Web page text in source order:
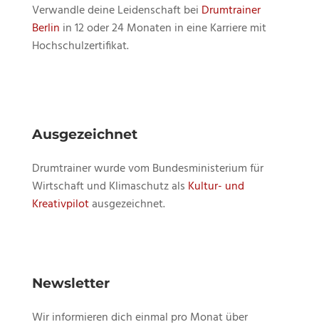
Verwandle deine Leidenschaft bei Drumtrainer
Berlin in 12 oder 24 Monaten in eine Karriere mit
Hochschulzertifikat.
Ausgezeichnet
Drumtrainer wurde vom Bundesministerium für
Wirtschaft und Klimaschutz als Kultur- und
Kreativpilotausgezeichnet.
Newsletter
Wir informieren dich einmal pro Monat über